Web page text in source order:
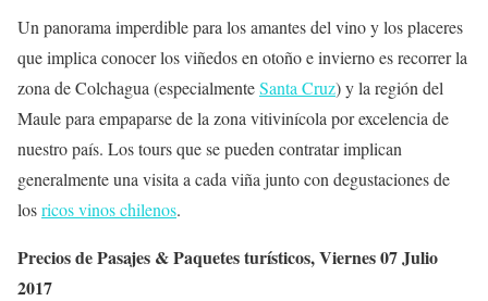
Un panorama imperdible para los amantes del vino y los placeres
que implica conocer los viñedos en otoño e invierno es recorrer la
zona de Colchagua (especialmenteSanta Cruz) y la región del
Maule para empaparse de la zona vitivinícola por excelencia de
nuestro país. Los tours que se pueden contratar implican
generalmente una visita a cada viña junto con degustaciones de
losricos vinos chilenos.
Precios de Pasajes & Paquetes turísticos, Viernes 07 Julio
2017